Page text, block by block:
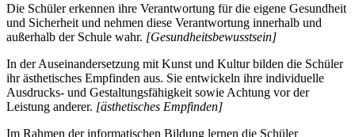
Die Schüler erkennen ihre Verantwortung für die eigene Gesundheit
und Sicherheit und nehmen diese Verantwortung innerhalb und
außerhalb der Schule wahr. [Gesundheitsbewusstsein]
In der Auseinandersetzung mit Kunst und Kultur bilden die Schüler
ihr ästhetisches Empfinden aus. Sie entwickeln ihre individuelle
Ausdrucks- und Gestaltungsfähigkeit sowie Achtung vor der
Leistung anderer. [ästhetisches Empfinden]
Im Rahmen der informatischen Bildung lernen die Schüler